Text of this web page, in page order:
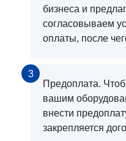
бизнеса и
согласовываем
оплаты, после
3
Предоплата.
вашим
внести
закрепляется